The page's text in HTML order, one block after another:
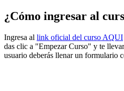
¿Cómo ingresar al
Ingresa al link oficial del curso AQUI
das clic a "Empezar Curso" y te
usuario deberás llenar un formulario